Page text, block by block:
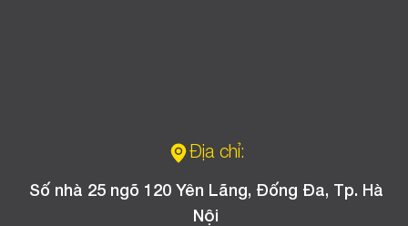
Địa chỉ:
Số nhà 25 ngõ 120 Yên Lãng, Đống Đa, Tp. Hà
Nội